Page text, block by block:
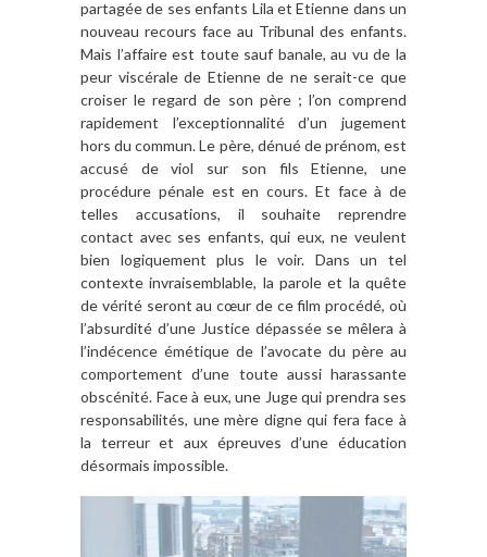
partagée de ses enfants Lila et Etienne dans un
nouveau recours face au Tribunal des enfants.
Mais l’affaire est toute sauf banale, au vu de la
peur viscérale de Etienne de ne serait-ce que
croiser le regard de son père ; l’on comprend
rapidement l’exceptionnalité d’un jugement
hors du commun. Le père, dénué de prénom, est
accusé de viol sur son fils Etienne, une
procédure pénale est en cours. Et face à de
telles accusations, il souhaite reprendre
contact avec ses enfants, qui eux, ne veulent
bien logiquement plus le voir. Dans un tel
contexte invraisemblable, la parole et la quête
de vérité seront au cœur de ce film procédé, où
l’absurdité d’une Justice dépassée se mêlera à
l’indécence émétique de l’avocate du père au
comportement d’une toute aussi harassante
obscénité. Face à eux, une Juge qui prendra ses
responsabilités, une mère digne qui fera face à
la terreur et aux épreuves d’une éducation
désormais impossible.